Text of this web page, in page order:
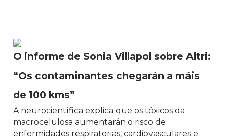
O informe de Sonia Villapol sobre Altri:
“Os contaminantes chegarán a máis
de 100 kms”
A neurocientífica explica que os tóxicos da
macrocelulosa aumentarán o risco de
enfermidades respiratorias, cardiovasculares e